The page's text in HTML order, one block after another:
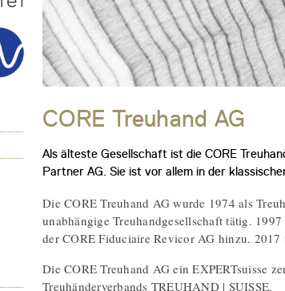
CORE Treuhand AG
Als älteste Gesellschaft ist die CORE
Partner AG. Sie ist vor allem in der
Die CORE Treuhand AG wurde 1974 als
unabhängige Treuhandgesellschaft tätig.
der CORE Fiduciaire Revicor AG hinzu.
Die CORE Treuhand AG ein EXPERTsuisse
Treuhänderverbands TREUHAND | SUISSE.